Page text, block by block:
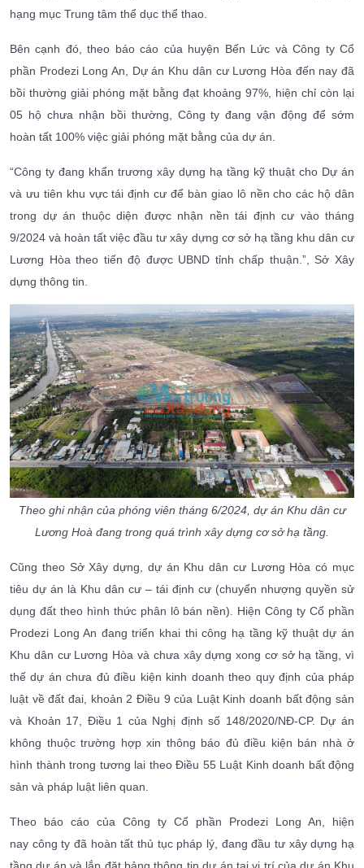
hạng mục Trung tâm thể dục thể thao.
Bên cạnh đó, theo báo cáo của huyện Bến Lức và Công ty Cổ
phần Prodezi Long An, Dự án Khu dân cư Lương Hòa đến nay đã
bồi thường giải phóng mặt bằng đạt khoảng 97%, hiện chỉ còn lại
05 hộ chưa nhận bồi thường, Công ty đang vận động để sớm
hoàn tất 100% việc giải phóng mặt bằng của dự án.
“Công ty đang khẩn trương xây dựng hạ tầng kỹ thuật cho Dự án
và ưu tiên khu vực tái định cư để bàn giao lô nền cho các hộ dân
trong dự án thuộc diện được nhận nền tái định cư vào tháng
9/2024 và hoàn tất việc đầu tư xây dựng cơ sở hạ tầng khu dân cư
Lương Hòa theo tiến độ được UBND tỉnh chấp thuận.”, Sở Xây
dựng thông tin.
Theo ghi nhận của phóng viên tháng 6/2024, dự án Khu dân cư
Lương Hoà đang trong quá trình xây dựng cơ sở hạ tầng.
Cũng theo Sở Xây dựng, dự án Khu dân cư Lương Hòa có mục
tiêu dự án là Khu dân cư – tái định cư (chuyển nhượng quyền sử
dụng đất theo hình thức phân lô bán nền). Hiện Công ty Cổ phần
Prodezi Long An đang triển khai thi công hạ tầng kỹ thuật dự án
Khu dân cư Lương Hòa và chưa xây dựng xong cơ sở hạ tầng, vì
thế dự án chưa đủ điều kiện kinh doanh theo quy định của pháp
luật về đất đai, khoản 2 Điều 9 của Luật Kinh doanh bất động sản
và Khoản 17, Điều 1 của Nghị định số 148/2020/NĐ-CP. Dự án
không thuộc trường hợp xin thông báo đủ điều kiện bán nhà ở
hình thành trong tương lai theo Điều 55 Luật Kinh doanh bất động
sản và pháp luật liên quan.
Theo báo cáo của Công ty Cổ phần Prodezi Long An, hiện
nay công ty đã hoàn tất thủ tục pháp lý, đang đầu tư xây dựng hạ